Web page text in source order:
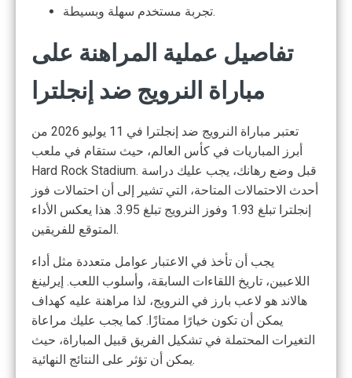
تجربة مستخدم سهلة وبسيطة.
تفاصيل عملية المراهنة على
مباراة النرويج ضد إنجلترا
تعتبر مباراة النرويج ضد إنجلترا في 11 يوليو 2026 من
أبرز المباريات في كأس العالم، حيث ستقام في ملعب
Hard Rock Stadium. قبل وضع رهانك، يجب عليك دراسة
أحدث الاحتمالات المتاحة، التي تشير إلى أن احتمالات فوز
إنجلترا تبلغ 1.93 وفوز النرويج تبلغ 3.95. هذا يعكس الأداء
المتوقع للفريقين.
يجب أن تأخذ في الاعتبار عوامل متعددة مثل أداء
اللاعبين، تاريخ اللقاءات السابقة، وأسلوب اللعب. إيرلينغ
هالاند هو لاعب بارز في النرويج، لذا مراهنة عليه كهداف
يمكن أن تكون خيارًا ممتازًا. كما يجب عليك مراعاة
التغيرات المحتملة في تشكيل الفريق قبيل المباراة، حيث
يمكن أن تؤثر على النتائج النهائية.